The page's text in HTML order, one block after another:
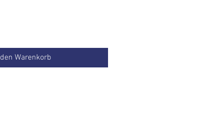
Warenkorb